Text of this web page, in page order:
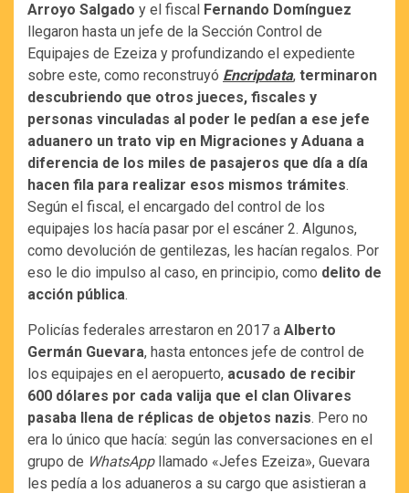
Arroyo Salgado y el fiscal Fernando Domínguez
llegaron hasta un jefe de la Sección Control de
Equipajes de Ezeiza y profundizando el expediente
sobre este, como reconstruyó Encripdata, terminaron
descubriendo que otros jueces, fiscales y
personas vinculadas al poder le pedían a ese jefe
aduanero un trato vip en Migraciones y Aduana a
diferencia de los miles de pasajeros que día a día
hacen fila para realizar esos mismos trámites.
Según el fiscal, el encargado del control de los
equipajes los hacía pasar por el escáner 2. Algunos,
como devolución de gentilezas, les hacían regalos. Por
eso le dio impulso al caso, en principio, como delito de
acción pública.
Policías federales arrestaron en 2017 a Alberto
Germán Guevara, hasta entonces jefe de control de
los equipajes en el aeropuerto, acusado de recibir
600 dólares por cada valija que el clan Olivares
pasaba llena de réplicas de objetos nazis. Pero no
era lo único que hacía: según las conversaciones en el
grupo de WhatsAppllamado «Jefes Ezeiza», Guevara
les pedía a los aduaneros a su cargo que asistieran a